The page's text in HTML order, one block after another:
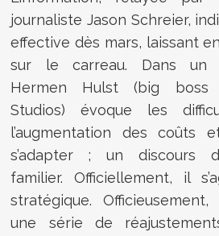
journaliste Jason Schreier,
effective dès mars, laissant
sur le carreau. Dans un
Hermen Hulst (big boss
Studios) évoque les
l’augmentation des coûts
s’adapter ; un discours
familier. Officiellement, il
stratégique.
une série de